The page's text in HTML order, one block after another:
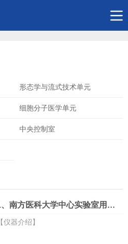
形态学与流式技术单元
细胞分子医学单元
中央控制室
1、南方医科大学中心实验室用户注册指引
【仪器介绍】